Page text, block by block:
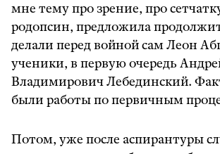
мне тему про зрение, про
родопсин, предложила
делали перед войной сам Леон
ученики, в первую очередь
Владимирович Лебединский.
были работы по первичным
Потом, уже после аспирантуры